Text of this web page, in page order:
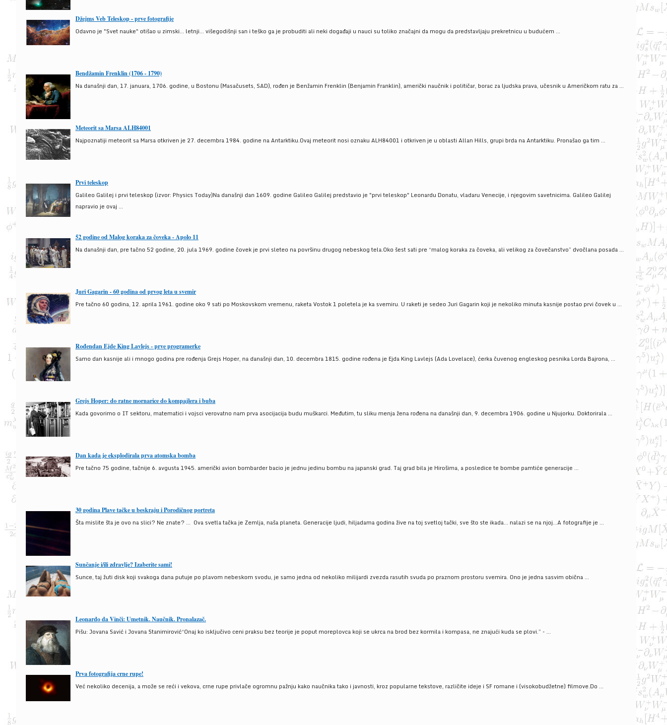
Džejms Veb Teleskop - prve fotografije
Odavno je "Svet nauke" otišao u zimski... letnji... višegodišnji san i teško ga je probuditi ali neki događaji u nauci su toliko značajni da mogu da predstavljaju prekretnicu u budućem ...
Bendžamin Frenklin (1706 - 1790)
Na današnji dan, 17. januara, 1706. godine, u Bostonu (Masačusets, SAD), rođen je Benžamin Frenklin (Benjamin Franklin), američki naučnik i političar, borac za ljudska prava, učesnik u Američkom ratu za ...
Meteorit sa Marsa ALH84001
Najpoznatiji meteorit sa Marsa otkriven je 27. decembra 1984. godine na Antarktiku.Ovaj meteorit nosi oznaku ALH84001 i otkriven je u oblasti Allan Hills, grupi brda na Antarktiku. Pronašao ga tim ...
Prvi teleskop
Galileo Galilej i prvi teleskop (izvor: Physics Today)Na današnji dan 1609. godine Galileo Galilej predstavio je "prvi teleskop" Leonardu Donatu, vladaru Venecije, i njegovim savetnicima. Galileo Galilej
napravio je ovaj ...
52 godine od Malog koraka za čoveka - Apolo 11
Na današnji dan, pre tačno 52 godine, 20. jula 1969. godine čovek je prvi sleteo na površinu drugog nebeskog tela.Oko šest sati pre “malog koraka za čoveka, ali velikog za čovečanstvo” dvočlana posada ...
Juri Gagarin - 60 godina od prvog leta u svemir
Pre tačno 60 godina, 12. aprila 1961. godine oko 9 sati po Moskovskom vremenu, raketa Vostok 1 poletela je ka svemiru. U raketi je sedeo Juri Gagarin koji je nekoliko minuta kasnije postao prvi čovek u ...
Rođendan Ejde King Lavlejs - prve programerke
Samo dan kasnije ali i mnogo godina pre rođenja Grejs Hoper, na današnji dan, 10. decembra 1815. godine rođena je Ejda King Lavlejs (Ada Lovelace), ćerka čuvenog engleskog pesnika Lorda Bajrona, ...
Grejs Hoper: do ratne mornarice do kompajlera i buba
Kada govorimo o IT sektoru, matematici i vojsci verovatno nam prva asocijacija budu muškarci. Međutim, tu sliku menja žena rođena na današnji dan, 9. decembra 1906. godine u Njujorku. Doktorirala ...
Dan kada je eksplodirala prva atomska bomba
Pre tačno 75 godine, tačnije 6. avgusta 1945. američki avion bombarder bacio je jednu jedinu bombu na japanski grad. Taj grad bila je Hirošima, a posledice te bombe pamtiće generacije ...
30 godina Plave tačke u beskraju i Porodičnog portreta
Šta mislite šta je ovo na slici? Ne znate? … Ova svetla tačka je Zemlja, naša planeta. Generacije ljudi, hiljadama godina žive na toj svetloj tački, sve što ste ikada… nalazi se na njoj…A fotografije je ...
Sunčanje i/ili zdravlje? Izaberite sami!
Sunce, taj žuti disk koji svakoga dana putuje po plavom nebeskom svodu, je samo jedna od nekoliko milijardi zvezda rasutih svuda po praznom prostoru svemira. Ono je jedna sasvim obična ...
Leonardo da Vinči: Umetnik. Naučnik. Pronalazač.
Pišu: Jovana Savić i Jovana Stanimirović“Onaj ko isključivo ceni praksu bez teorije je poput moreplovca koji se ukrca na brod bez kormila i kompasa, ne znajući kuda se plovi.” - ...
Prva fotografija crne rupe!
Već nekoliko decenija, a može se reći i vekova, crne rupe privlače ogromnu pažnju kako naučnika tako i javnosti, kroz popularne tekstove, različite ideje i SF romane i (visokobudžetne) filmove.Do ...